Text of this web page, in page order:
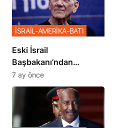
Eski İsrail
Başbakanı’ndan
Netanyahu’ya Ağır
Sözler
İSRAİL-AMERİKA-BATI
7 ay önce